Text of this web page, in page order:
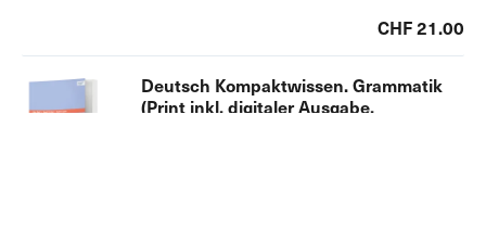
CHF 21.00
Deutsch Kompaktwissen. Grammatik
(Print inkl. digitaler Ausgabe,